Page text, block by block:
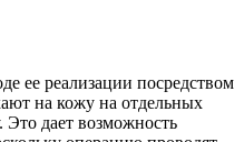
ее реализации посредством
на кожу на отдельных
Это дает возможность